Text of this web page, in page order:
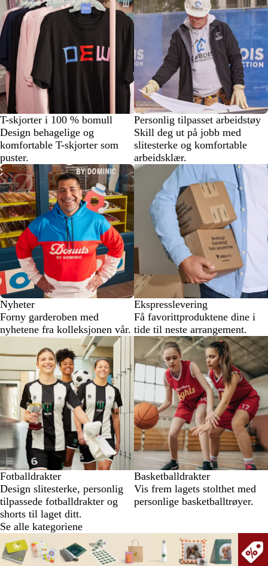
T-skjorter i 100 % bomull
Design behagelige og
komfortable T-skjorter som
puster.
Personlig tilpasset arbeidstøy
Skill deg ut på jobb med
slitesterke og komfortable
arbeidsklær.
Nyheter
Forny garderoben med
nyhetene fra kolleksjonen vår.
Ekspresslevering
Få favorittproduktene dine i
tide til neste arrangement.
Fotballdrakter
Design slitesterke, personlig
tilpassede fotballdrakter og
shorts til laget ditt.
Basketballdrakter
Vis frem lagets stolthet med
personlige basketballtrøyer.
Se alle kategoriene
Lysbilder
1